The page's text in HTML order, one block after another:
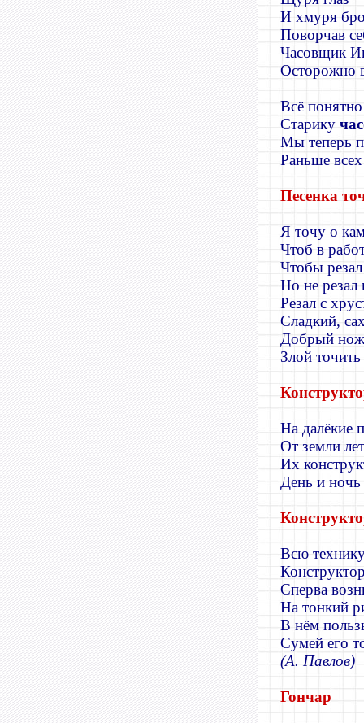
И хмуря
Поворчав
Часовщик
Осторожно
Всё понятно
Старику
Мы теперь
Раньше
Песенка
Я точу о
Чтоб в
Чтобы
Но не
Резал с
Сладкий,
Добрый нож
Злой
На далёкие
От земли
Их
День и ночь
Всю
Сперва
На тонкий
В нём
Сумей его
(А. Павлов)
Гончар